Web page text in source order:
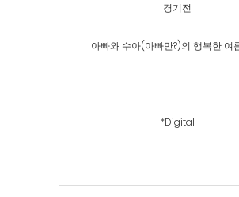
경기전
아빠와 수아(아빠만?)의 행복한 여
*Digital